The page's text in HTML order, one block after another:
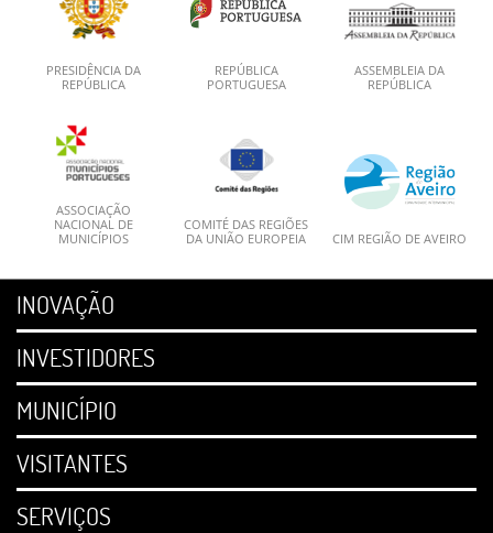
PRESIDÊNCIA DA
REPÚBLICA
REPÚBLICA
PORTUGUESA
ASSEMBLEIA DA
REPÚBLICA
ASSOCIAÇÃO
NACIONAL DE
MUNICÍPIOS
COMITÉ DAS REGIÕES
DA UNIÃO EUROPEIA
CIM REGIÃO DE AVEIRO
INOVAÇÃO
INVESTIDORES
MUNICÍPIO
VISITANTES
SERVIÇOS